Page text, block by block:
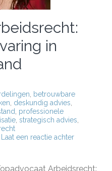
in
, betrouwbare
, deskundig advies,
, professionele
, strategisch advies,
Laat een reactie achterop
Arbeidsrecht: